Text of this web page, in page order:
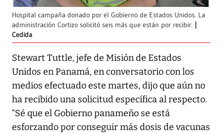
Hospital campaña donado por el Gobierno de Estados Unidos. La
administración Cortizo solicitó seis más que están por recibir.
Cedida
Stewart Tuttle, jefe de Misión de Estados
Unidos en Panamá, en conversatorio con los
medios efectuado este martes, dijo que aún no
ha recibido una solicitud específica al respecto.
“Sé que el Gobierno panameño se está
esforzando por conseguir más dosis de vacunas